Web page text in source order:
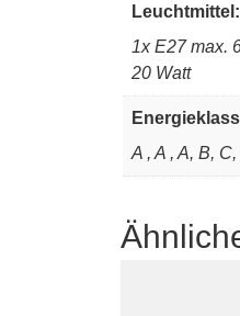
Leuchtmittel:
1x E27 max.
20 Watt
A , A , A, B,